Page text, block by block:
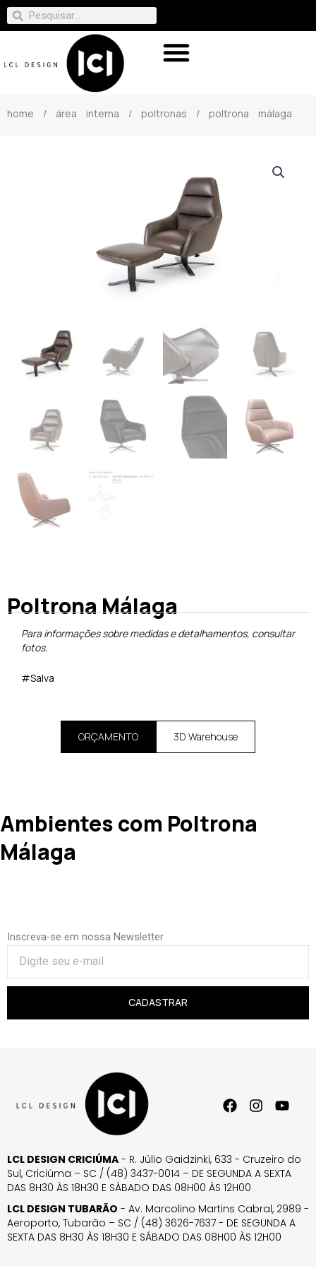
home / área interna / poltronas / poltrona málaga
Poltrona Málaga
Para informações sobre medidas e detalhamentos, consultar
fotos.
#Salva
ORÇAMENTO 3D Warehouse
Ambientes com Poltrona
Málaga
Inscreva-se em nossa Newsletter
CADASTRAR
LCL DESIGN CRICIÚMA - R. Júlio Gaidzinki, 633 - Cruzeiro do
Sul, Criciúma – SC / (48) 3437-0014 – DE SEGUNDA A SEXTA
DAS 8H30 ÀS 18H30 E SÁBADO DAS 08H00 ÀS 12H00
LCL DESIGN TUBARÃO - Av. Marcolino Martins Cabral, 2989 -
Aeroporto, Tubarão – SC / (48) 3626-7637 - DE SEGUNDA A
SEXTA DAS 8H30 ÀS 18H30 E SÁBADO DAS 08H00 ÀS 12H00